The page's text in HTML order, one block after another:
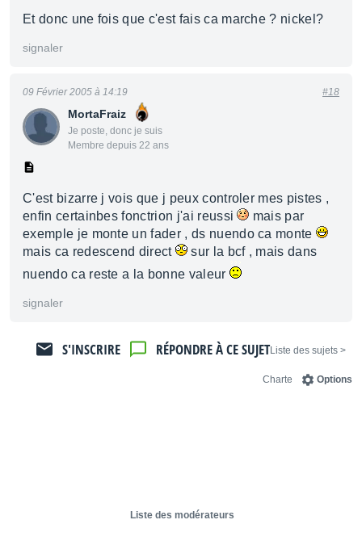
Et donc une fois que c'est fais ca marche ? nickel?
signaler
MortaFraiz
Je poste, donc je suis
Membre depuis 22 ans
09 Février 2005 à 14:19 #18
C'est bizarre j vois que j peux controler mes pistes ,
enfin certainbes fonctrion j'ai reussi
mais par
exemple je monte un fader , ds nuendo ca monte
mais ca redescend direct
sur la bcf , mais dans
nuendo ca reste a la bonne valeur
signaler
< Liste des sujets
RÉPONDRE À CE SUJET
S'INSCRIRE
Options
Charte
Liste des modérateurs